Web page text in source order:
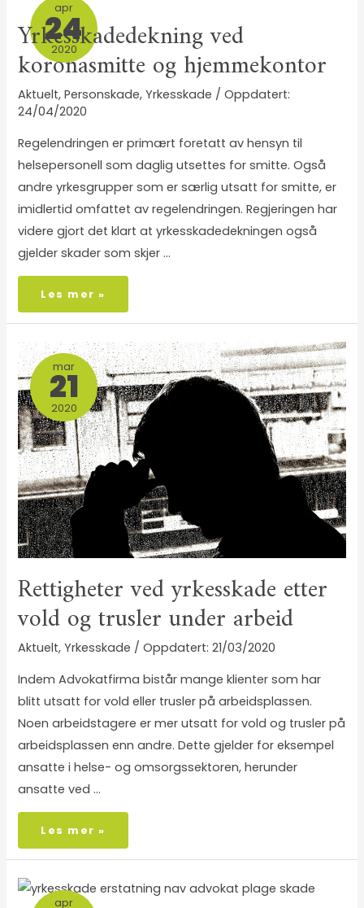
apr
24
2020
Yrkesskadedekning ved
koronasmitte og hjemmekontor
Aktuelt, Personskade, Yrkesskade /
24/04/2020
Regelendringen er primært foretatt av hensyn til
helsepersonell som daglig utsettes for smitte. Også
andre yrkesgrupper som er særlig utsatt for smitte, er
imidlertid omfattet av regelendringen. Regjeringen har
videre gjort det klart at yrkesskadedekningen også
gjelder skader som skjer …
Les mer »
mar
21
2020
Rettigheter ved yrkesskade etter
vold og trusler under arbeid
Aktuelt, Yrkesskade /
21/03/2020
Indem Advokatfirma bistår mange klienter som har
blitt utsatt for vold eller trusler på arbeidsplassen.
Noen arbeidstagere er mer utsatt for vold og trusler på
arbeidsplassen enn andre. Dette gjelder for eksempel
ansatte i helse- og omsorgssektoren, herunder
ansatte ved …
Les mer »
apr